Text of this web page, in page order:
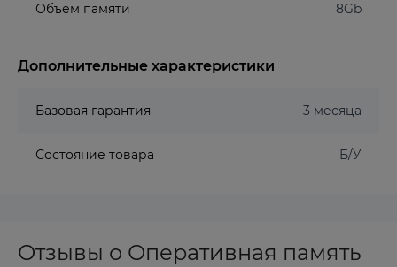
Объем памяти 8Gb
Дополнительные характеристики
Базовая гарантия 3 месяца
Состояние товара Б/У
Отзывы о Оперативная память